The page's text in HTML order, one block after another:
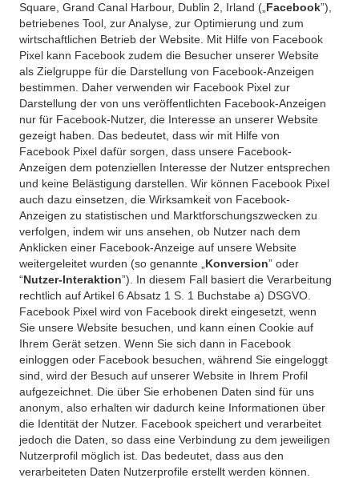
Square, Grand Canal Harbour, Dublin 2, Irland („ Facebook”),
betriebenes Tool, zur Analyse, zur Optimierung und zum
wirtschaftlichen Betrieb der Website. Mit Hilfe von Facebook
Pixel kann Facebook zudem die Besucher unserer Website
als Zielgruppe für die Darstellung von Facebook-Anzeigen
bestimmen. Daher verwenden wir Facebook Pixel zur
Darstellung der von uns veröffentlichten Facebook-Anzeigen
nur für Facebook-Nutzer, die Interesse an unserer Website
gezeigt haben. Das bedeutet, dass wir mit Hilfe von
Facebook Pixel dafür sorgen, dass unsere Facebook-
Anzeigen dem potenziellen Interesse der Nutzer entsprechen
und keine Belästigung darstellen. Wir können Facebook Pixel
auch dazu einsetzen, die Wirksamkeit von Facebook-
Anzeigen zu statistischen und Marktforschungszwecken zu
verfolgen, indem wir uns ansehen, ob Nutzer nach dem
Anklicken einer Facebook-Anzeige auf unsere Website
weitergeleitet wurden (so genannte „ Konversion” oder
“Nutzer-Interaktion”). In diesem Fall basiert die Verarbeitung
rechtlich auf Artikel 6 Absatz 1 S. 1 Buchstabe a) DSGVO.
Facebook Pixel wird von Facebook direkt eingesetzt, wenn
Sie unsere Website besuchen, und kann einen Cookie auf
Ihrem Gerät setzen. Wenn Sie sich dann in Facebook
einloggen oder Facebook besuchen, während Sie eingeloggt
sind, wird der Besuch auf unserer Website in Ihrem Profil
aufgezeichnet. Die über Sie erhobenen Daten sind für uns
anonym, also erhalten wir dadurch keine Informationen über
die Identität der Nutzer. Facebook speichert und verarbeitet
jedoch die Daten, so dass eine Verbindung zu dem jeweiligen
Nutzerprofil möglich ist. Das bedeutet, dass aus den
verarbeiteten Daten Nutzerprofile erstellt werden können.